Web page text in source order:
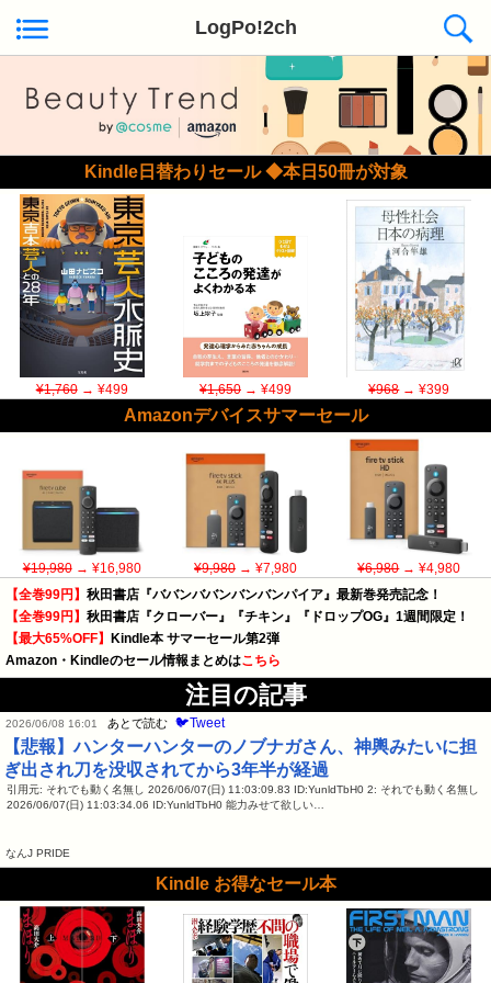
LogPo!2ch
Kindle日替わりセール ◆本日50冊が対象
¥1,760→ ¥499 ¥1,650→ ¥499 ¥968→ ¥399
Amazonデバイスサマーセール
¥19,980→ ¥16,980 ¥9,980→ ¥7,980 ¥6,980→ ¥4,980
【全巻99円】 秋田書店『ババンババンバンバンパイア』最新巻発売記念！
【全巻99円】 秋田書店『クローバー』『チキン』『ドロップOG』1週間限定！
【最大65%OFF】
Kindle本 サマーセール第2弾
Amazon・Kindleのセール情報まとめはこちら
注目の記事
2026/06/08 16:01 あとで読む 🐦Tweet
【悲報】ハンターハンターのノブナガさん、神輿みたいに担
ぎ出され刀を没収されてから3年半が経過
引用元: それでも動く名無し 2026/06/07(日) 11:03:09.83 ID:YunldTbH0 2: それでも動く名無し
2026/06/07(日) 11:03:34.06 ID:YunldTbH0 能力みせて欲しい…
なんJ PRIDE
Kindle お得なセール本